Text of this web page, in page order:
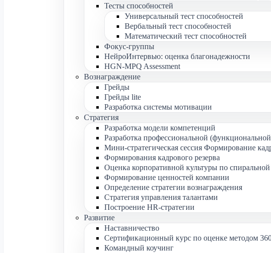
Тесты способностей
Универсальный тест способностей
Вербальный тест способностей
Математический тест способностей
Фокус-группы
НейроИнтервью: оценка благонадежности
HGN-MPQ Assessment
Вознаграждение
Грейды
Грейды lite
Разработка системы мотивации
Стратегия
Разработка модели компетенций
Разработка профессиональной
Мини-стратегическая сессия Формирование
Формирования кадрового резерва
Оценка корпоративной культуры по
Формирование ценностей компании
Определение стратегии вознаграждения
Стратегия управления талантами
Построение HR-стратегии
Развитие
Наставничество
Сертификационный курс по оценке методом
Командный коучинг